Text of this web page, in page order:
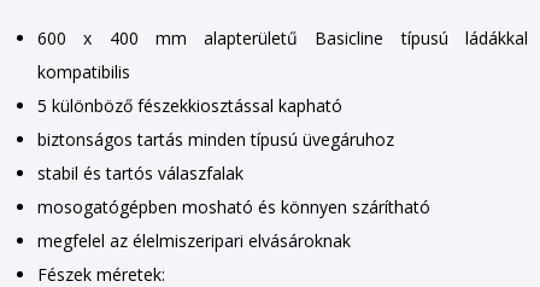
600 x 400 mm alapterületű Basicline típusú ládákkal
kompatibilis
5 különböző fészekkiosztással kapható
biztonságos tartás minden típusú üvegáruhoz
stabil és tartós válaszfalak
mosogatógépben mosható és könnyen szárítható
megfelel az élelmiszeripari elvásároknak
Fészek méretek: